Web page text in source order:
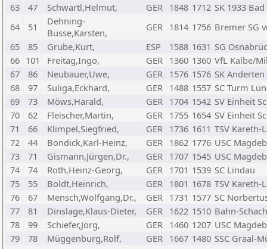
63
47 Schwartl,Helmut, GER 1848 1712 SK 1933
64
51
Dehning-
Busse,Karsten,
GER 1814 1756 Bremer SG
65
85 Grube,Kurt, ESP 1588 1631 SG
66 101 Freitag,Ingo, GER 1360 1360 VfL Kalbe/
67
86 Neubauer,Uwe, GER 1576 1576 SK Anderten
68
97 Suliga,Eckhard, GER 1488 1557 SC Turm
69
73 Möws,Harald, GER 1704 1542 SV Einheit
70
62 Fleischer,Martin, GER 1755 1654 SV Einheit
71
66 Klimpel,Siegfried, GER 1736 1611 TSV Kareth-
72
44 Bondick,Karl-Heinz, GER 1862 1776 USC
73
71 Gismann,Jürgen,Dr., GER 1707 1545 USC
74
74 Roth,Heinz-Georg, GER 1701 1539 SC Lindau
75
55 Boldt,Heinrich, GER 1801 1678 TSV Kareth-
76
67 Mensch,Wolfgang,Dr., GER 1731 1577 SC
77
81 Dinslage,Klaus-Dieter, GER 1622 1510 Bahn-
78
99 Schiefer,Jörg, GER 1460 1207 USC
79
78 Müggenburg,Rolf, GER 1667 1480 SSC Graal-